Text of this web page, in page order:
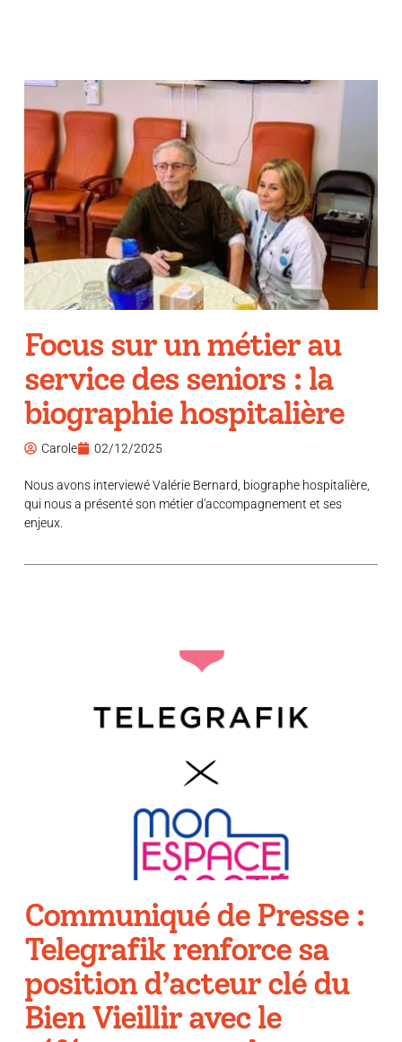
Focus sur un métier au
service des seniors : la
biographie hospitalière
Carole 02/12/2025
Nous avons interviewé Valérie Bernard, biographe hospitalière,
qui nous a présenté son métier d'accompagnement et ses
enjeux.
Communiqué de Presse :
Telegrafik renforce sa
position d’acteur clé du
Bien Vieillir avec le